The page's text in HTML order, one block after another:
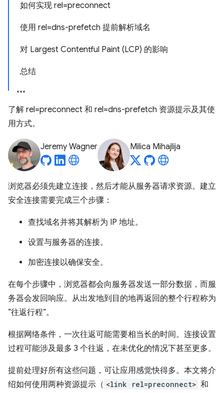
如何实现 rel=preconnect
使用 rel=dns-prefetch 提前解析域名
对 Largest Contentful Paint (LCP) 的影响
总结
了解 rel=preconnect 和 rel=dns-prefetch 资源提示及其使
用方式。
Jeremy Wagner Milica Mihajlija
浏览器必须先建立连接，然后才能从服务器请求资源。建立
安全连接需要完成三个步骤：
查找域名并将其解析为 IP 地址。
设置与服务器的连接。
加密连接以确保安全。
在每个步骤中，浏览器都会向服务器发送一部分数据，而服
务器会发回响应。从出发地到目的地再返回的整个行程称为
“往返行程”。
根据网络条件，一次往返可能需要相当长的时间。连接设置
过程可能涉及最多 3 个往返，在未优化的情况下甚至更多。
提前处理好所有这些问题，可让应用感觉快得多。本文将介
绍如何使用两种资源提示（ <link rel=preconnect> 和